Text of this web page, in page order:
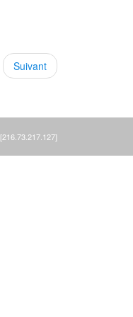
Suivant
[216.73.217.127]